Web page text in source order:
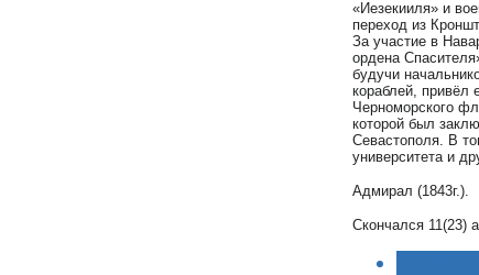
«Иезекииля» и
переход из
За участие в
ордена
будучи
кораблей, привёл
Черноморского
которой был
Севастополя. В
университета и
Адмирал (1843г.).
Скончался 11(23)